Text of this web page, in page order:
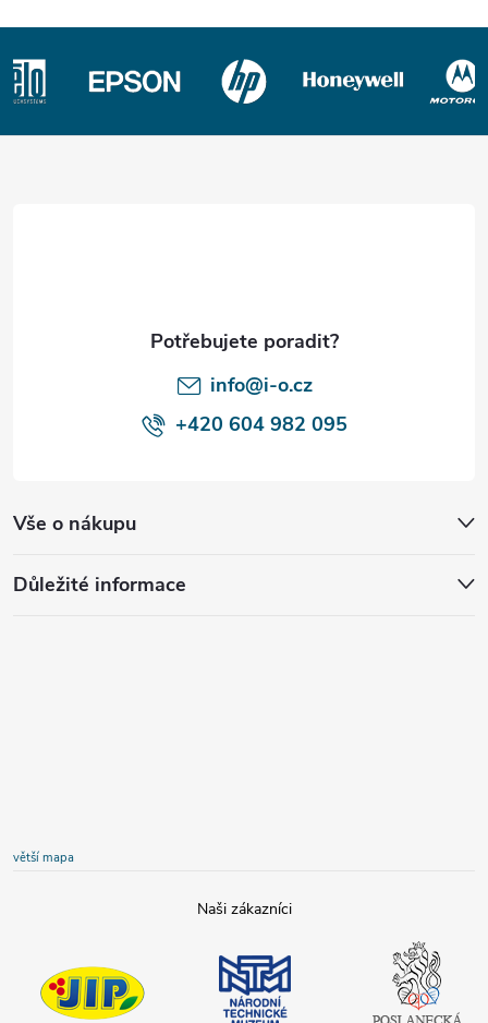
Z
info@i-o.cz
+420 604 982 095
Vše o nákupu
Důležité informace
větší mapa
technické
muzeum
Poslanecká
sněmovna
České
republiky